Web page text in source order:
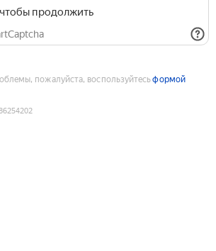
продолжить
пожалуйста, воспользуйтесьформой